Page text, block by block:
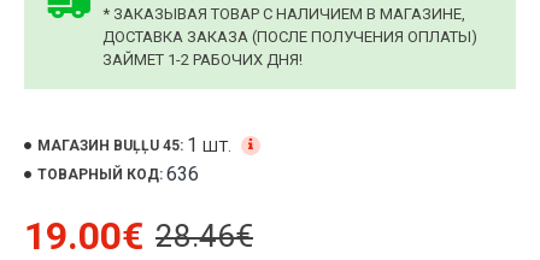
* ЗАКАЗЫВАЯ ТОВАР С НАЛИЧИЕМ В МАГАЗИНЕ,
ДОСТАВКА ЗАКАЗА (ПОСЛЕ ПОЛУЧЕНИЯ ОПЛАТЫ)
ЗАЙМЕТ 1-2 РАБОЧИХ ДНЯ!
МАГАЗИН BUĻĻU 45: 1 ШТ.
ТОВАРНЫЙ КОД: 636
19.00€ 28.46€